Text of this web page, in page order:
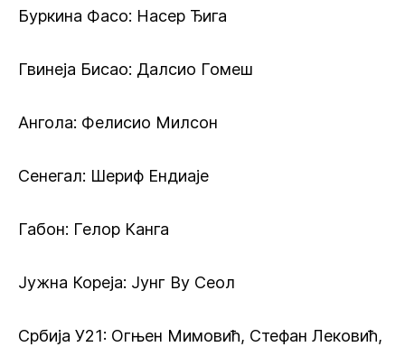
Буркина Фасо: Насер Ђига
Гвинеја Бисао: Далсио Гомеш
Ангола: Фелисио Милсон
Сенегал: Шериф Ендиаје
Габон: Гелор Канга
Јужна Кореја: Јунг Ву Сеол
Србија У21: Огњен Мимовић, Стефан Лековић,